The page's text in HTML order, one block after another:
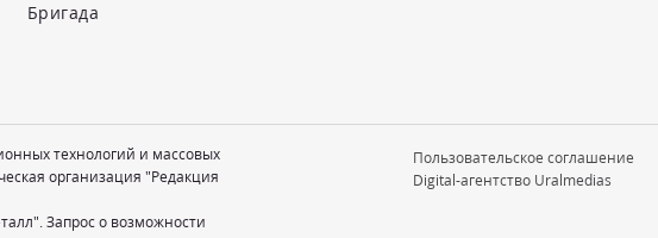
Бригада
технологий и массовых
организация "Редакция
Запрос о возможности
Пользовательское соглашение
Digital-агентство Uralmedias